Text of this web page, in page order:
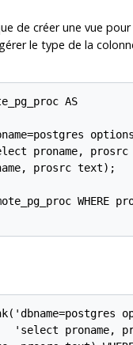
de créer une vue
le type de la
AS
proname, prosrc
prosrc text);
WHERE
'select proname,